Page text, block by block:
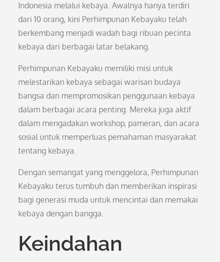
Indonesia melalui kebaya. Awalnya hanya terdiri
dari 10 orang, kini Perhimpunan Kebayaku telah
berkembang menjadi wadah bagi ribuan pecinta
kebaya dari berbagai latar belakang.
Perhimpunan Kebayaku memiliki misi untuk
melestarikan kebaya sebagai warisan budaya
bangsa dan mempromosikan penggunaan kebaya
dalam berbagai acara penting. Mereka juga aktif
dalam mengadakan workshop, pameran, dan acara
sosial untuk memperluas pemahaman masyarakat
tentang kebaya.
Dengan semangat yang menggelora, Perhimpunan
Kebayaku terus tumbuh dan memberikan inspirasi
bagi generasi muda untuk mencintai dan memakai
kebaya dengan bangga.
Keindahan